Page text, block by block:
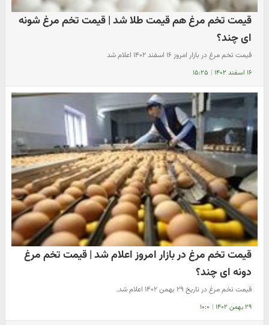
قیمت تخم مرغ هم قیمت طلا شد | قیمت تخم مرغ شونه
ای چند؟
قیمت تخم مرغ در بازار امروز ۱۶ اسفند ۱۴۰۲ اعلام شد
۱۶ اسفند ۱۴۰۲ | ۱۵:۲۵
قیمت تخم مرغ در بازار امروز اعلام شد | قیمت تخم مرغ
دونه ای چند؟
قیمت تخم مرغ در تاریخ ۲۹ بهمن ۱۴۰۲ اعلام شد.
۲۹ بهمن ۱۴۰۲ | ۱۰:۰